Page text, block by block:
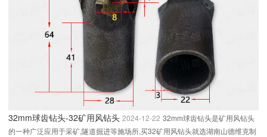
32mm球齿钻头-32矿用风钻头 2024-12-22 32mm球齿钻头是矿用风钻头
的一种广泛应用于采矿,隧道掘进等施场所,买32矿用风钻头就选湖南山德维克制